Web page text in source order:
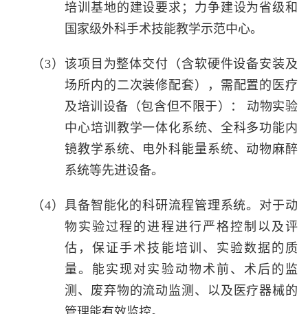
培训基地的建设要求；力争建设为省级和
国家级外科手术技能教学示范中心。
（3）该项目为整体交付（含软硬件设备安装及
场所内的二次装修配套），需配置的医疗
及培训设备（包含但不限于）： 动物实验
中心培训教学一体化系统、全科多功能内
镜教学系统、电外科能量系统、动物麻醉
系统等先进设备。
（4）具备智能化的科研流程管理系统。对于动
物实验过程的进程进行严格控制以及评
估，保证手术技能培训、实验数据的质
量。能实现对实验动物术前、术后的监
测、废弃物的流动监测、以及医疗器械的